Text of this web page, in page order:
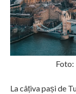
Foto:
La câțiva pași de